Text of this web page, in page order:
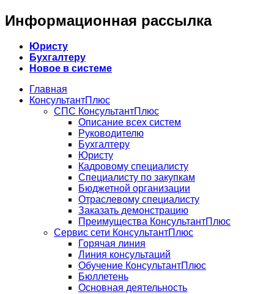
Информационная рассылка
Юристу
Бухгалтеру
Новое в системе
Главная
КонсультантПлюс
СПС КонсультантПлюс
Описание всех систем
Руководителю
Бухгалтеру
Юристу
Кадровому специалисту
Специалисту по закупкам
Бюджетной организации
Отраслевому специалисту
Заказать демонстрацию
Преимущества КонсультантПлюс
Сервис сети КонсультантПлюс
Горячая линия
Линия консультаций
Обучение КонсультантПлюс
Бюллетень
Основная деятельность